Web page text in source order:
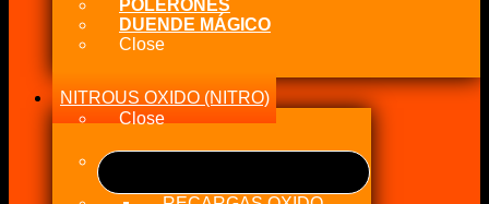
POLERONES
DUENDE MÁGICO
Close
NITROUS OXIDO (NITRO)
Close